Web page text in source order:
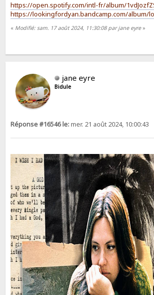
https://open.spotify.com/intl-fr/album/
https://lookingfordyan.bandcamp.com/album/
« Modifié: sam. 17 août 2024, 11:30:08 par jane eyre»
jane eyre
Bidule
Réponse #16546 le:mer. 21 août 2024, 10:00:43